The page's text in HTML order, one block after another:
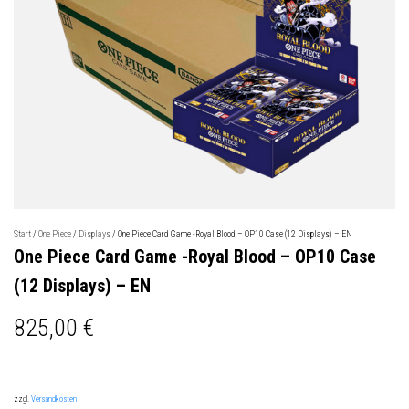
Start/ One Piece/ Displays/ One Piece Card Game -Royal Blood – OP10 Case (12 Displays) – EN
One Piece Card Game -Royal Blood – OP10 Case
(12 Displays) – EN
825,00 €
zzgl. Versandkosten